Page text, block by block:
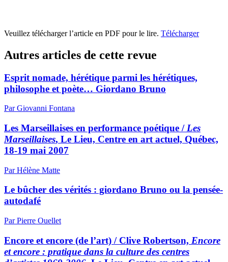
Veuillez télécharger l’article en PDF pour le lire. Télécharger
Autres articles de cette revue
Esprit nomade, hérétique parmi les hérétiques,
philosophe et poète… Giordano Bruno
Par Giovanni Fontana
Les Marseillaises en performance poétique / Les
Marseillaises, Le Lieu, Centre en art actuel, Québec,
18-19 mai 2007
Par Hélène Matte
Le bûcher des vérités : giordano Bruno ou la pensée-
autodafé
Par Pierre Ouellet
Encore et encore (de l’art) / Clive Robertson, Encore
et encore : pratique dans la culture des centres